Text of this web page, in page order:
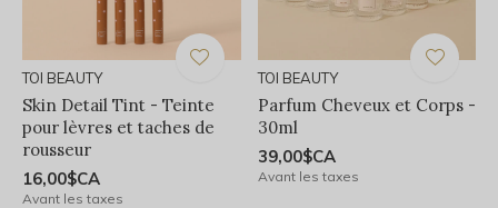
TOI BEAUTY
Skin Detail Tint - Teinte
pour lèvres et taches de
rousseur
16,00$CA
Avant les taxes
TOI BEAUTY
Parfum Cheveux et Corps -
30ml
39,00$CA
Avant les taxes